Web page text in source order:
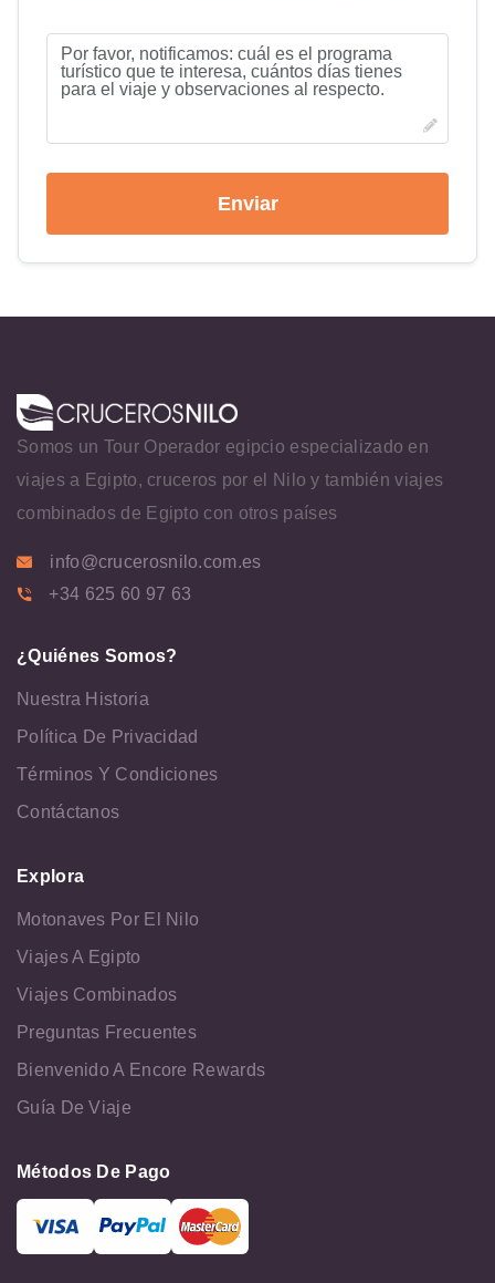
Enviar
Somos un Tour Operador egipcio especializado en
viajes a Egipto, cruceros por el Nilo y también viajes
combinados de Egipto con otros países
info@crucerosnilo.com.es
+34 625 60 97 63
¿Quiénes Somos?
Nuestra Historia
Política De Privacidad
Términos Y Condiciones
Contáctanos
Explora
Motonaves Por El Nilo
Viajes A Egipto
Viajes Combinados
Preguntas Frecuentes
Bienvenido A Encore Rewards
Guía De Viaje
Métodos De Pago